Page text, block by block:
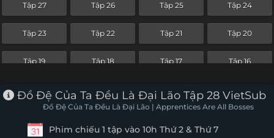
Tập 27 Tập 26 Tập 25 Tập 24
Tập 23 Tập 22 Tập 21 Tập 20
Tập 19 Tập 18 Tập 17 Tập 16
Tập 15 Tập 14 Tập 13 Tập 12
Đồ Đệ Của Ta Đều Là Đại Lão Tập 28 VietSub
Đồ Đệ Của Ta Đều Là Đại Lão | Apprentices Are All Bosses
Phim chiếu 1 tập vào 10h Thứ 2 & Thứ 7